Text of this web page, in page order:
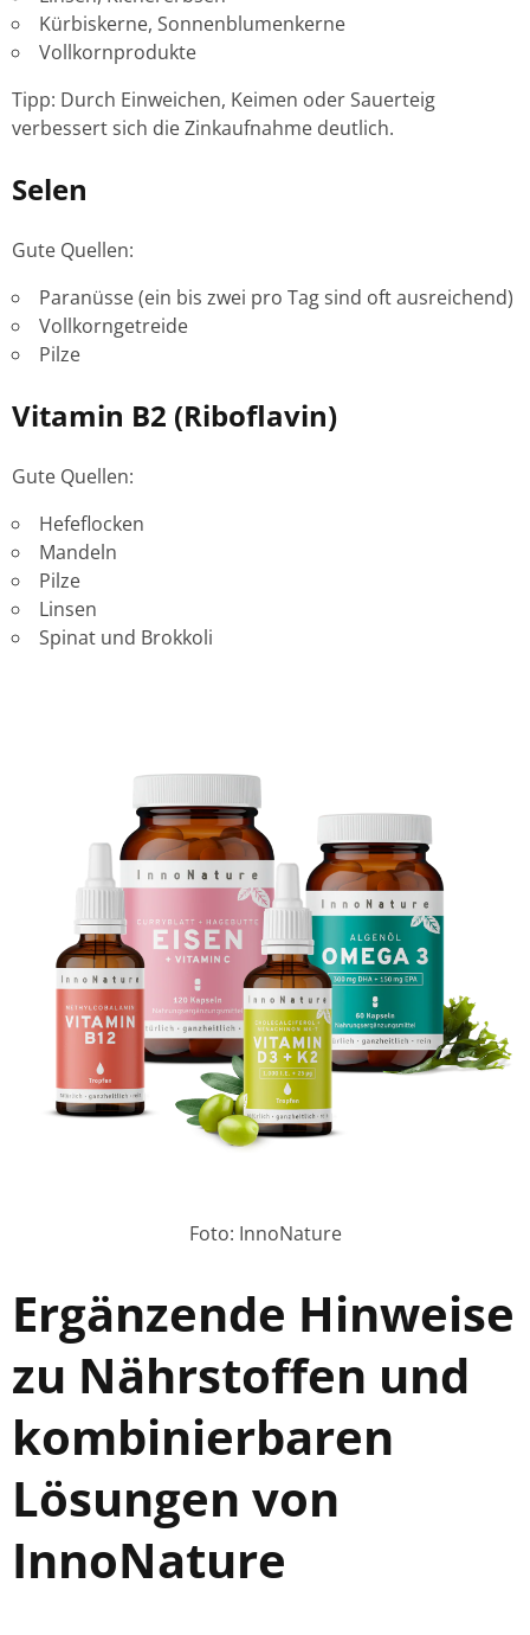
Kürbiskerne, Sonnenblumenkerne
Vollkornprodukte
Tipp: Durch Einweichen, Keimen oder Sauerteig
verbessert sich die Zinkaufnahme deutlich.
Selen
Gute Quellen:
Paranüsse (ein bis zwei pro Tag sind oft ausreichend)
Vollkorngetreide
Pilze
Vitamin B2 (Riboflavin)
Gute Quellen:
Hefeflocken
Mandeln
Pilze
Linsen
Spinat und Brokkoli
Foto: InnoNature
Ergänzende Hinweise
zu Nährstoffen und
kombinierbaren
Lösungen von
InnoNature